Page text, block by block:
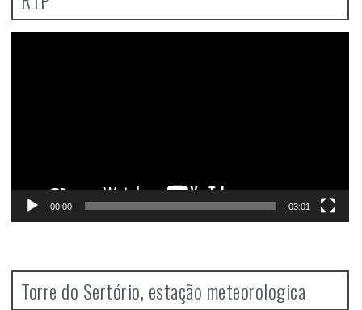
00:00 03:01
Torre do Sertório, estação meteorologica